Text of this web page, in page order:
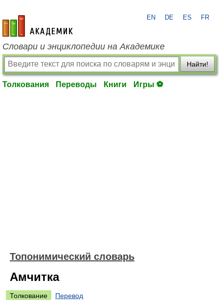
academic.ru
EN DE ES FR
Словари и энциклопедии на Академике
Найти!
Толкования Переводы Книги Игры ⚽
Топонимический словарь
Амчитка
Толкование
Перевод